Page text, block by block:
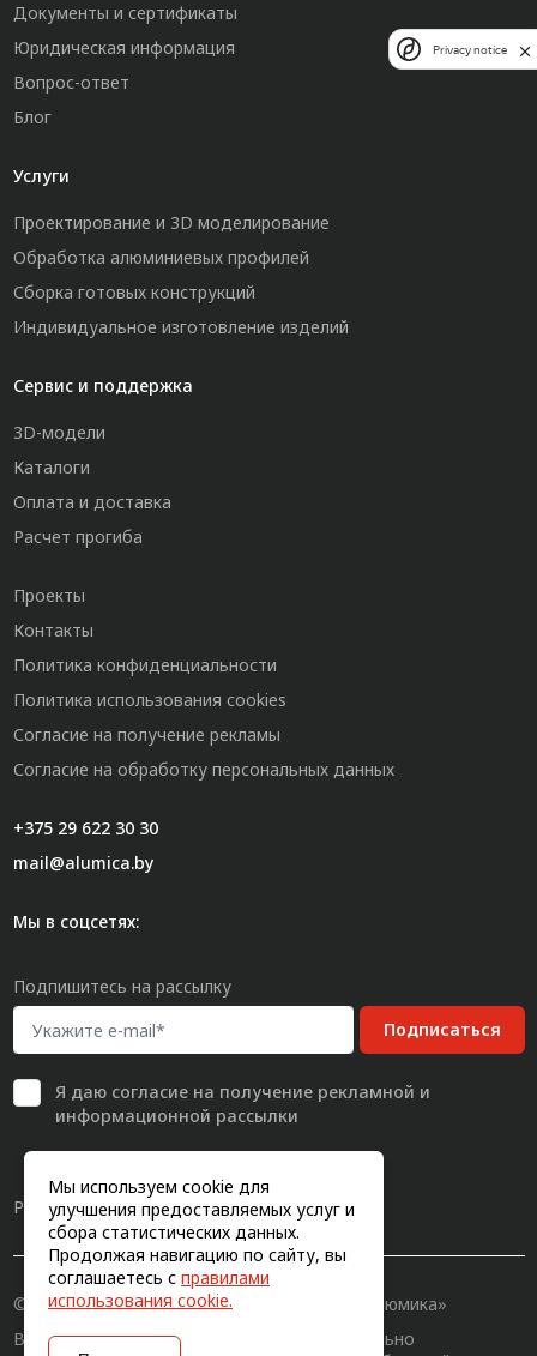
Мы используем cookie для
улучшения предоставляемых услуг и
сбора статистических данных.
Продолжая навигацию по сайту, вы
соглашаетесь с правилами
использования cookie.
Документы и сертификаты
Юридическая информация
Вопрос-ответ
Блог
Услуги
Проектирование и 3D моделирование
Обработка алюминиевых профилей
Сборка готовых конструкций
Индивидуальное изготовление изделий
Сервис и поддержка
3D-модели
Каталоги
Оплата и доставка
Расчет прогиба
Проекты
Контакты
Политика конфиденциальности
Политика использования cookies
Согласие на получение рекламы
Согласие на обработку персональных данных
+375 29 622 30 30
mail@alumica.by
Мы в соцсетях:
Подпишитесь на рассылку
Подписаться
Я даю согласиена получение рекламной и
информационной рассылки
Разработка сайта
© 2011-2026, Конструкционный профиль «Алюмика»
Вся информация на сайте имеет исключительно
Privacy notice